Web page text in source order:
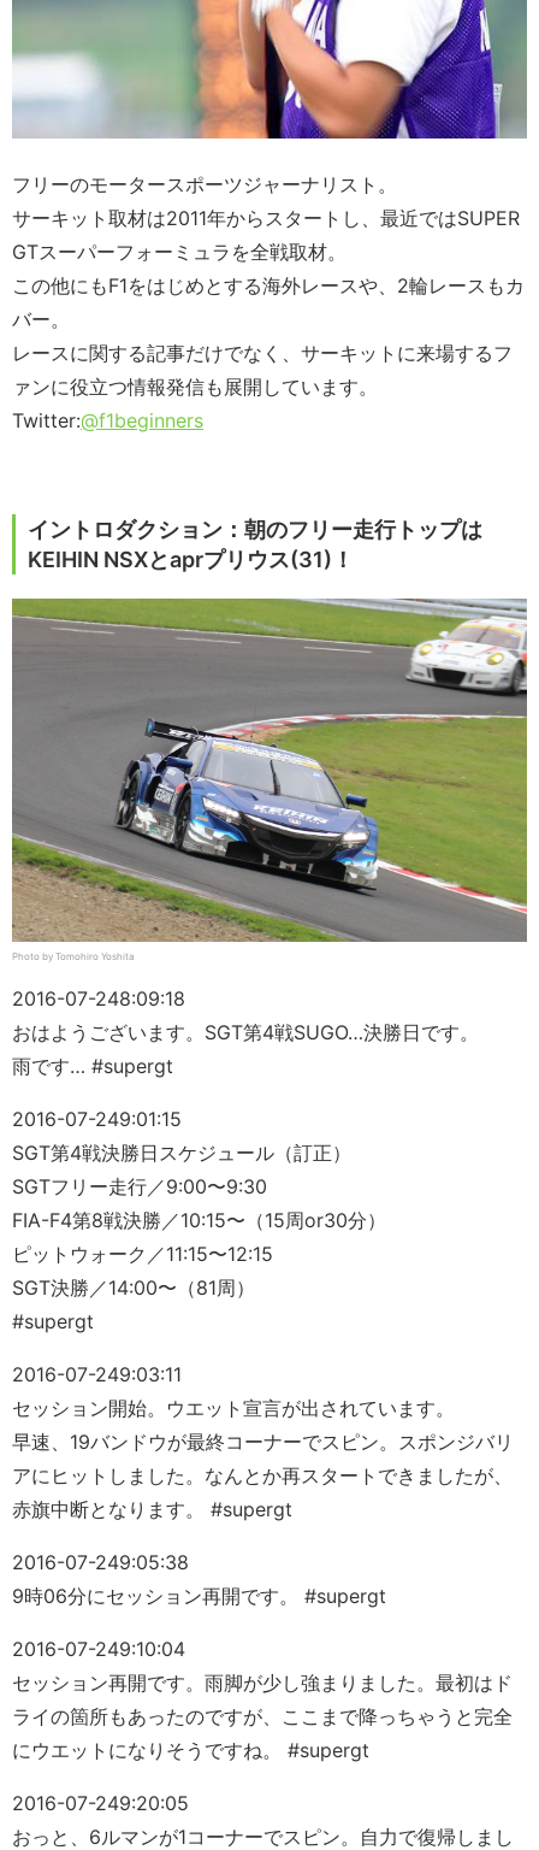
フリーのモータースポーツジャーナリスト。
サーキット取材は2011年からスタートし、最近ではSUPER
GTスーパーフォーミュラを全戦取材。
この他にもF1をはじめとする海外レースや、2輪レースもカ
バー。
レースに関する記事だけでなく、サーキットに来場するフ
ァンに役立つ情報発信も展開しています。
Twitter:@f1beginners
イントロダクション：朝のフリー走行トップは
KEIHIN NSXとaprプリウス(31)！
Photo by Tomohiro Yoshita
2016-07-248:09:18
おはようございます。SGT第4戦SUGO…決勝日です。
雨です… #supergt
2016-07-249:01:15
SGT第4戦決勝日スケジュール（訂正）
SGTフリー走行／9:00〜9:30
FIA-F4第8戦決勝／10:15〜（15周or30分）
ピットウォーク／11:15〜12:15
SGT決勝／14:00〜（81周）
#supergt
2016-07-249:03:11
セッション開始。ウエット宣言が出されています。
早速、19バンドウが最終コーナーでスピン。スポンジバリ
アにヒットしました。なんとか再スタートできましたが、
赤旗中断となります。 #supergt
2016-07-249:05:38
9時06分にセッション再開です。 #supergt
2016-07-249:10:04
セッション再開です。雨脚が少し強まりました。最初はド
ライの箇所もあったのですが、ここまで降っちゃうと完全
にウエットになりそうですね。 #supergt
2016-07-249:20:05
おっと、6ルマンが1コーナーでスピン。自力で復帰しまし